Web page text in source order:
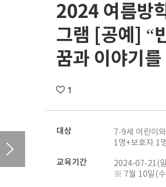
2024 여름방
그램 [공예] “
꿈과 이야기
1
대상
7-9세 어린이
1명+보호자 1
교육기간
2024-07-21(
※ 7월 10일(수